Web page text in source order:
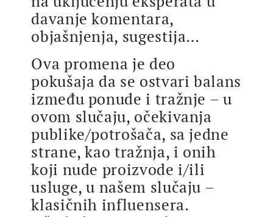
davanje komentara,
objašnjenja, sugestija…
Ova promena je deo
pokušaja da se ostvari balans
između ponude i tražnje – u
ovom slučaju, očekivanja
publike/potrošača, sa jedne
strane, kao tražnja, i onih
koji nude proizvode i/ili
usluge, u našem slučaju –
klasičnih influensera.